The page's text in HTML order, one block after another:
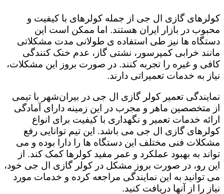
کولرهای گازی ال جی از جمله کولرهای با کیفیت و
محبوب در بازار ایران هستند. اما ممکن است این
دستگاه ها نیز طی استفاده ی طولانی مدت مشکلاتی
مانند خرابی کمپرسور، نشتی گاز، عدم خنک کنندگی
کافی و غیره را تجربه کنند. در صورت بروز این مشکلات،
نیاز به خدمات تعمیراتی دارند.
نمایندگی تعمیر کولر گازی ال جی در بیران‌شهر با تیمی
از متخصصین ماهر و مجرب در این زمینه دارای آمادگی
ارائه خدمات تعمیر و نگهداری با کیفیت برای انواع
کولرهای گازی ال جی می باشد. این تیم توانایی رفع
مشکلات فنی مختلف این دستگاه ها را دارا بوده و می
تواند به بهبود عملکرد و عمر مفید کولرها کمک کند. از
این رو، در صورت بروز مشکل در کولر گازی ال جی خود،
می توانید به این نمایندگی مراجعه کرده و خدمات مورد
نیاز را از آنها دریافت کنید.